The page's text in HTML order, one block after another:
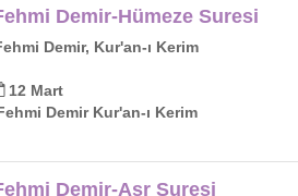
Demir-Hümeze Suresi
Demir, Kur'an-ı Kerim
12 Mart
Demir Kur'an-ı Kerim
Demir-Asr Suresi